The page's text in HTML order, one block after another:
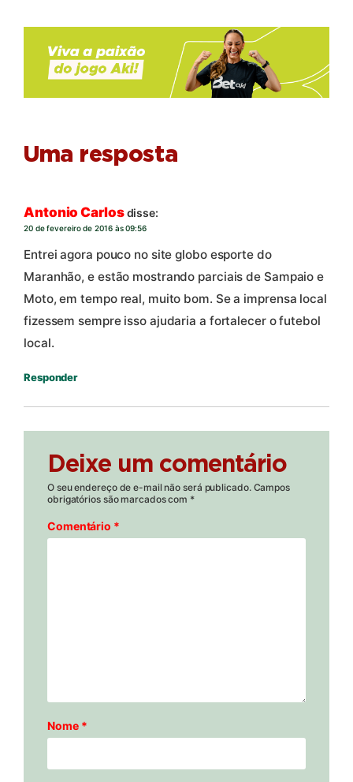
Uma resposta
Antonio Carlosdisse:
20 de fevereiro de 2016 às 09:56
Entrei agora pouco no site globo esporte do
Maranhão, e estão mostrando parciais de Sampaio e
Moto, em tempo real, muito bom. Se a imprensa local
fizessem sempre isso ajudaria a fortalecer o futebol
local.
Responder
Deixe um comentário
O seu endereço de e-mail não será publicado. Campos
obrigatórios são marcados com *
Comentário *
Nome *